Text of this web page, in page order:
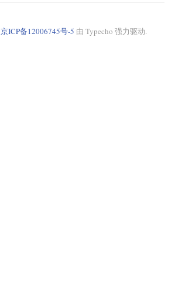
京ICP备12006745号-5 由 Typecho 强力驱动.